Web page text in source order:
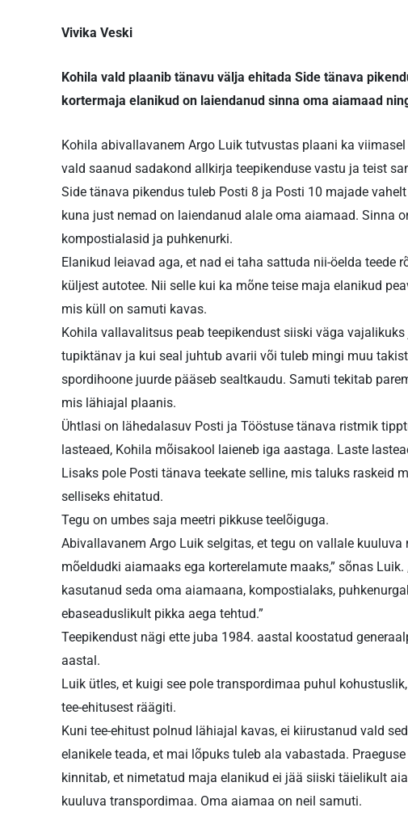
Vivika Veski
Kohila vald plaanib tänavu välja ehitada Side tänava
kortermaja elanikud on laiendanud sinna oma aiamaad
Kohila abivallavanem Argo Luik tutvustas plaani ka
vald saanud sadakond allkirja teepikenduse vastu ja teist
Side tänava pikendus tuleb Posti 8 ja Posti 10 majade
kuna just nemad on laiendanud alale oma aiamaad. Sinna
kompostialasid ja puhkenurki.
Elanikud leiavad aga, et nad ei taha sattuda nii-öelda teede
küljest autotee. Nii selle kui ka mõne teise maja elanikud
mis küll on samuti kavas.
Kohila vallavalitsus peab teepikendust siiski väga
tupiktänav ja kui seal juhtub avarii või tuleb mingi muu
spordihoone juurde pääseb sealtkaudu. Samuti tekitab
mis lähiajal plaanis.
Ühtlasi on lähedalasuv Posti ja Tööstuse tänava ristmik
lasteaed, Kohila mõisakool laieneb iga aastaga. Laste
Lisaks pole Posti tänava teekate selline, mis taluks raskeid
selliseks ehitatud.
Tegu on umbes saja meetri pikkuse teelõiguga.
Abivallavanem Argo Luik selgitas, et tegu on vallale
mõeldudki aiamaaks ega korter­elamute maaks,” sõnas
kasutanud seda oma aiamaana, kompostialaks,
ebaseaduslikult pikka aega tehtud.”
Teepikendust nägi ette juba 1984. aastal koostatud
aastal.
Luik ütles, et kuigi see pole transpordimaa puhul
tee-ehitusest räägiti.
Kuni tee-ehitust polnud lähiajal kavas, ei kiirustanud vald
elanikele teada, et mai lõpuks tuleb ala vabastada.
kinnitab, et nimetatud maja elanikud ei jää siiski täielikult
kuuluva transpordimaa. Oma aiamaa on neil samuti.